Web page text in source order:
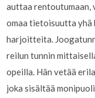
auttaa rentoutumaan,
omaa tietoisuutta yhä
harjoitteita.
reilun tunnin
opeilla. Hän vetää
joka sisältää